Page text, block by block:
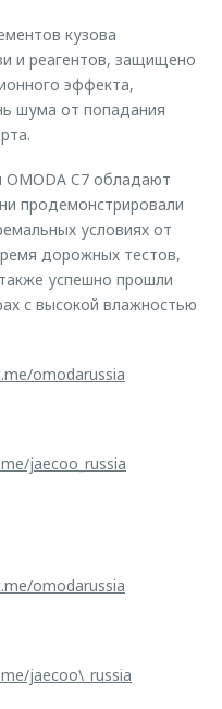
кузова
и реагентов, защищено
эффекта,
шума от попадания
OMODA C7 обладают
продемонстрировали
условиях от
дорожных тестов,
успешно прошли
с высокой влажностью
omodarussia
jaecoo_russia
omodarussia
jaecoo\_russia